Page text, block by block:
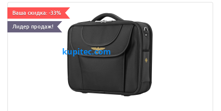
Ваша скидка: -33%
Лидер продаж!